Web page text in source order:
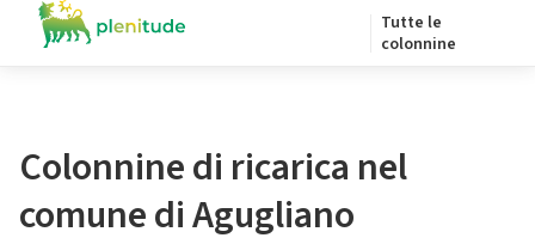
Tutte le
colonnine
Colonnine di ricarica nel
comune di Agugliano